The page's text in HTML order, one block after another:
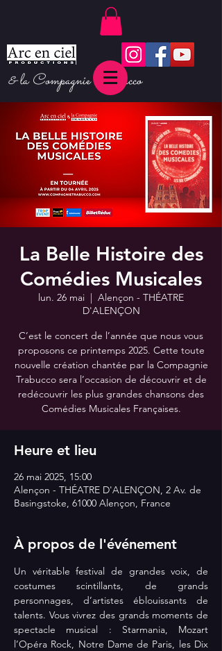
& la Compagnie Trabucco
La Belle Histoire des
Comédies Musicales
lun. 26 mai
  |
Alençon - THÉATRE
D'ALENÇON
C’est le concert de l’année que nous vous
proposons ce printemps 2025. Cette toute
nouvelle création chantée par la Compagnie
Trabucco sera l’occasion de découvrir et de
redécouvrir les plus grandes chansons des
Comédies Musicales Françaises.
Heure et lieu
26 mai 2025, 15:00
Alençon - THÉATRE D'ALENÇON, 2 Av. de
Basingstoke, 61000 Alençon, France
À propos de l'événement
Un véritable festival de grandes voix, de
costumes scintillants, de grands
personnages, d’artistes éblouissants de
talents. Vous vivrez des grands moments de
spectacle musical : Starmania, Mozart
l’Opéra Rock, Notre Dame de Paris, les Dix